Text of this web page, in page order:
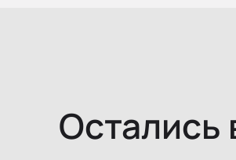
Остались